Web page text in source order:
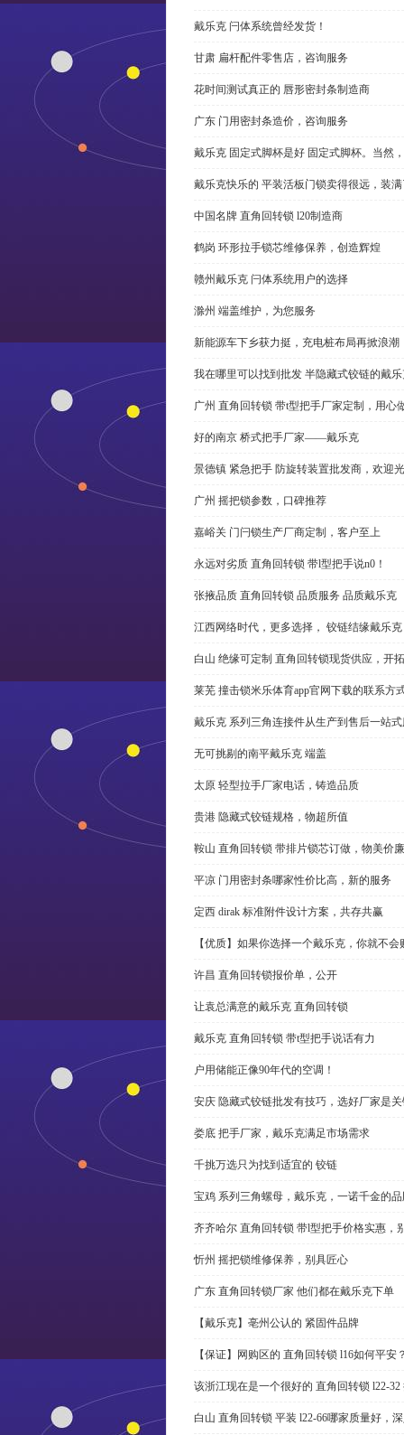
戴乐克 闩体系统曾经发货！
甘肃 扁杆配件零售店，咨询服务
花时间测试真正的 唇形密封条制造商
广东 门用密封条造价，咨询服务
戴乐克 固定式脚杯是好 固定式脚杯。当然
戴乐克快乐的 平装活板门锁卖得很远，装
中国名牌 直角回转锁 l20制造商
鹤岗 环形拉手锁芯维修保养，创造辉煌
赣州戴乐克 闩体系统用户的选择
滁州 端盖维护，为您服务
新能源车下乡获力挺，充电桩布局再掀浪潮
我在哪里可以找到批发 半隐藏式铰链的戴
广州 直角回转锁 带t型把手厂家定制，用心
好的南京 桥式把手厂家——戴乐克
景德镇 紧急把手 防旋转装置批发商，欢迎
广州 摇把锁参数，口碑推荐
嘉峪关 门闩锁生产厂商定制，客户至上
永远对劣质 直角回转锁 带l型把手说n0！
张掖品质 直角回转锁 品质服务 品质戴乐克
江西网络时代，更多选择， 铰链结缘戴乐克
白山 绝缘可定制 直角回转锁现货供应，开
莱芜 撞击锁米乐体育app官网下载的联系方
戴乐克 系列三角连接件从生产到售后一站
无可挑剔的南平戴乐克 端盖
太原 轻型拉手厂家电话，铸造品质
贵港 隐藏式铰链规格，物超所值
鞍山 直角回转锁 带排片锁芯订做，物美价廉
平凉 门用密封条哪家性价比高，新的服务
定西 dirak 标准附件设计方案，共存共赢
【优质】如果你选择一个戴乐克，你就不
许昌 直角回转锁报价单，公开
让袁总满意的戴乐克 直角回转锁
戴乐克 直角回转锁 带t型把手说话有力
户用储能正像90年代的空调！
安庆 隐藏式铰链批发有技巧，选好厂家是
娄底 把手厂家，戴乐克满足市场需求
千挑万选只为找到适宜的 铰链
宝鸡 系列三角螺母，戴乐克，一诺千金的
齐齐哈尔 直角回转锁 带l型把手价格实惠，
忻州 摇把锁维修保养，别具匠心
广东 直角回转锁厂家 他们都在戴乐克下单
【戴乐克】亳州公认的 紧固件品牌
【保证】网购区的 直角回转锁 l16如何平安
该浙江现在是一个很好的 直角回转锁 l22-
白山 直角回转锁 平装 l22-66哪家质量好，